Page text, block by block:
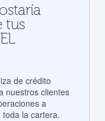
tus
de crédito
nuestros clientes
a
la cartera.